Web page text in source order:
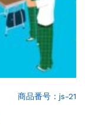
商品番号：js-21